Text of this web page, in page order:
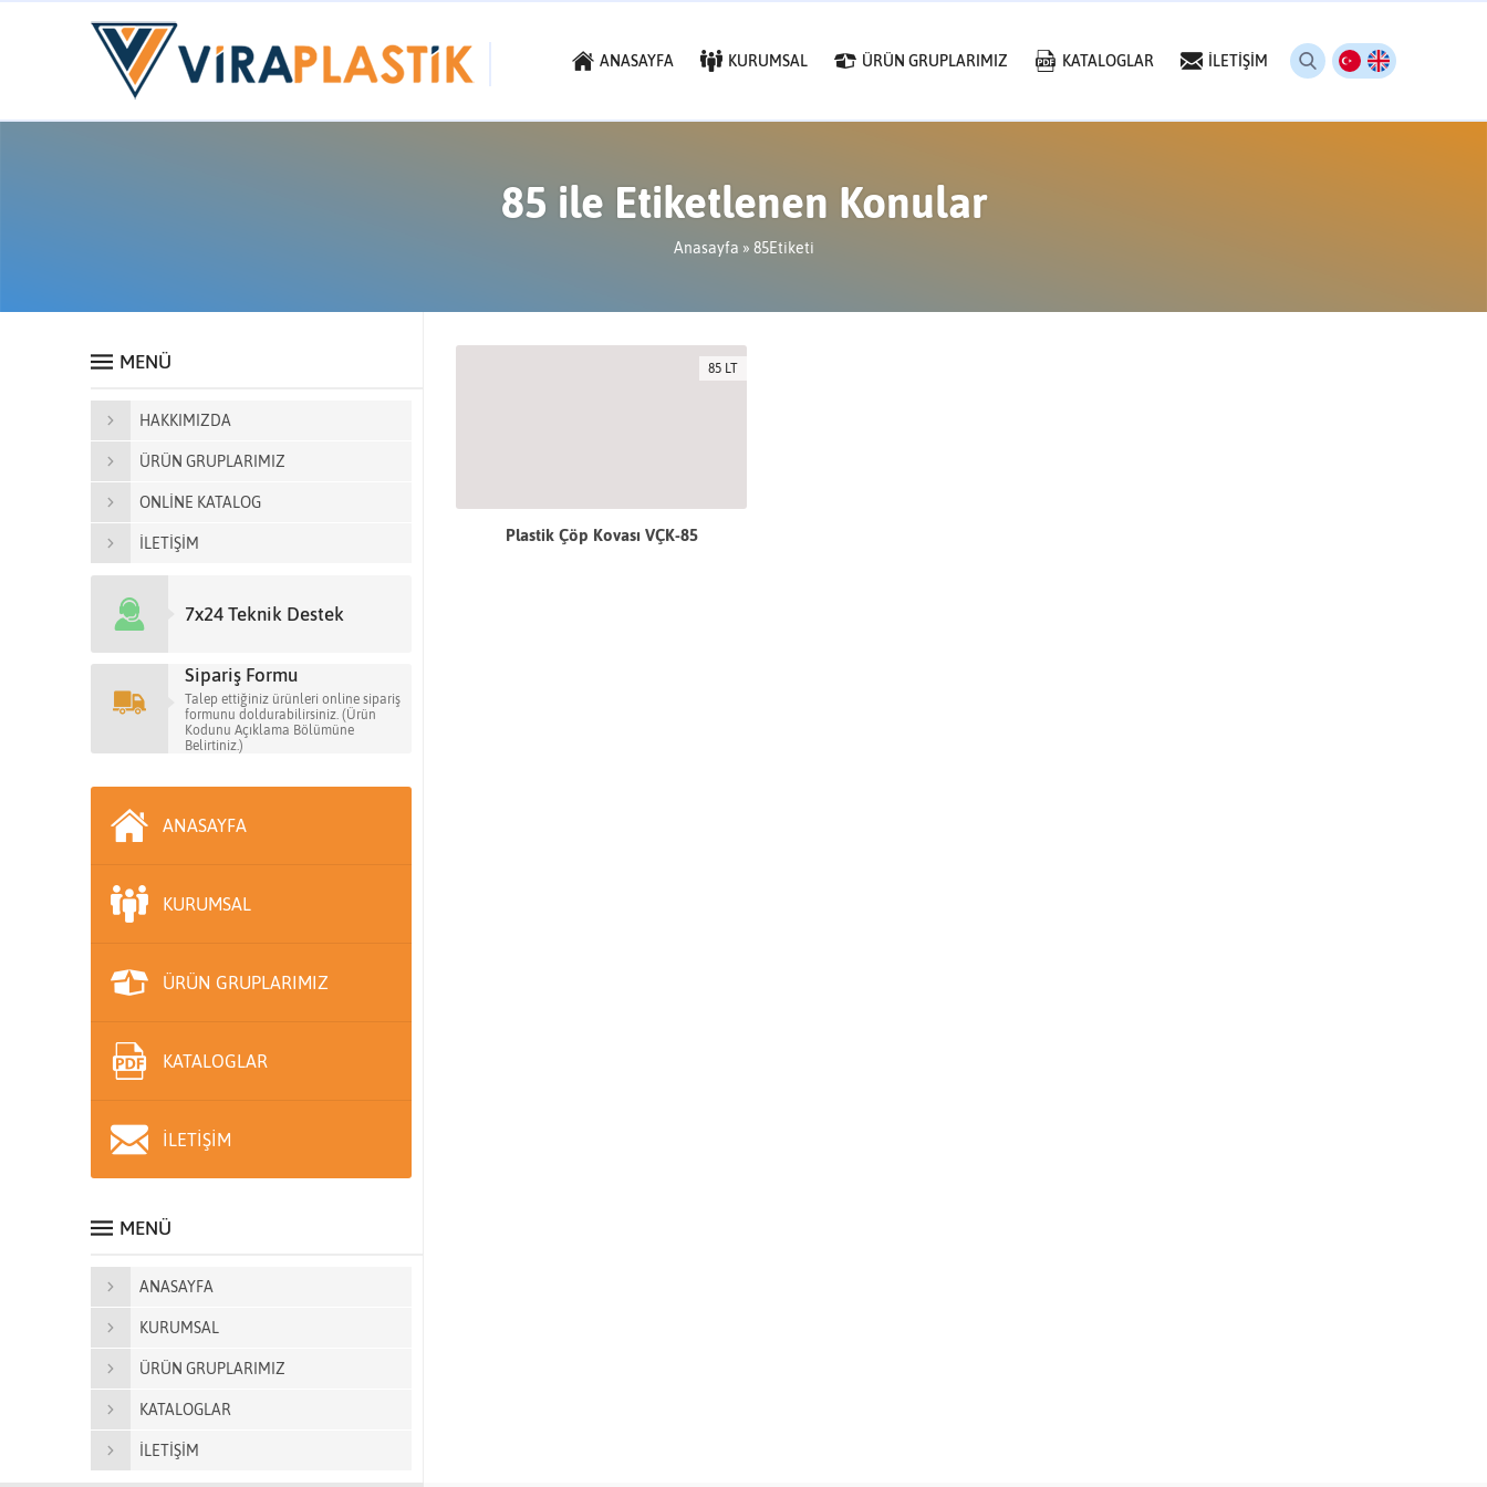
ANASAYFA KURUMSAL ÜRÜN GRUPLARIMIZ KATALOGLAR İLETİŞİM
85 ile Etiketlenen Konular
Anasayfa » 85Etiketi
85 LT
Plastik Çöp Kovası VÇK-85
MENÜ
HAKKIMIZDA
ÜRÜN GRUPLARIMIZ
ONLİNE KATALOG
İLETİŞİM
7x24 Teknik Destek
Sipariş Formu
Talep ettiğiniz ürünleri online sipariş
formunu doldurabilirsiniz. (Ürün
Kodunu Açıklama Bölümüne
Belirtiniz.)
ANASAYFA
KURUMSAL
ÜRÜN GRUPLARIMIZ
KATALOGLAR
İLETİŞİM
MENÜ
ANASAYFA
KURUMSAL
ÜRÜN GRUPLARIMIZ
KATALOGLAR
İLETİŞİM